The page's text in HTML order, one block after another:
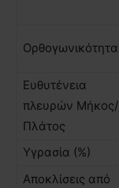
Ορθογωνικότητα
Ευθυτένεια
πλευρών Μήκος/
Πλάτος
Υγρασία (%)
Αποκλίσεις από